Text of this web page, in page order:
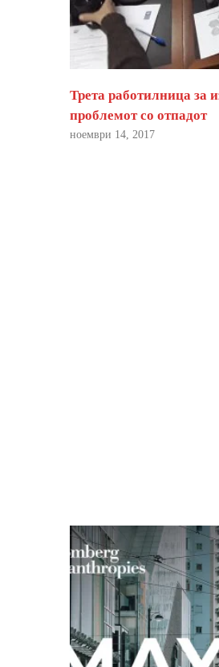
Трета работилница за
проблемот со отпадот
ноември 14, 2017